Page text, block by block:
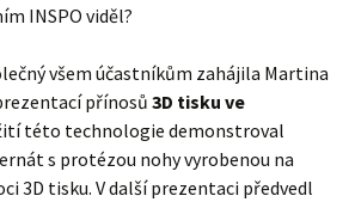
INSPO viděl?
všem účastníkům zahájila Martina
přínosů 3D tisku ve
této technologie demonstroval
s protézou nohy vyrobenou na
3D tisku. V další prezentaci předvedl